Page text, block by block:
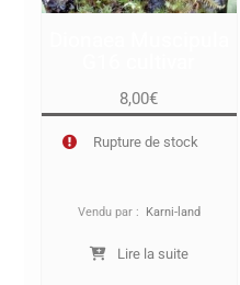
8,00€
Rupture de stock
Vendu par : Karni-land
Lire la suite